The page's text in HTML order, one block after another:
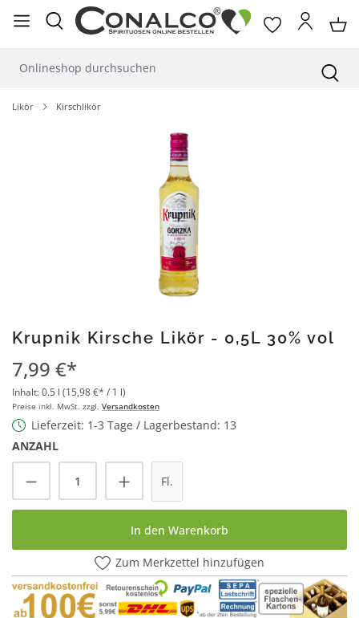
springen
Likör Kirschlikör
Krupnik Kirsche Likör - 0,5L 30% vol
7,99 €*
Inhalt:0.5 l (15,98 €* / 1 l)
Preise inkl. MwSt. zzgl. Versandkosten
Lieferzeit: 1-3 Tage / Lagerbestand: 13
ANZAHL
Produkt Anzahl: Gib den gewünschten
Fl.
In den Warenkorb
Zum Merkzettel hinzufügen